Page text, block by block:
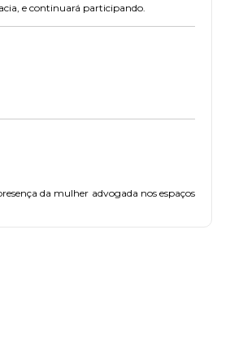
e continuará participando.
da mulher advogada nos espaços